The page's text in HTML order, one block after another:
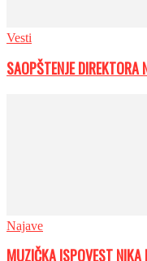
Vesti
SAOPŠTENJE
Najave
MUZIČKA ISPOVEST NIKA